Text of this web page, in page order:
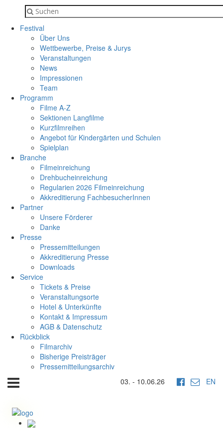
Festival
Über Uns
Wettbewerbe, Preise & Jurys
Veranstaltungen
News
Impressionen
Team
Programm
Filme A-Z
Sektionen Langfilme
Kurzfilmreihen
Angebot für Kindergärten und Schulen
Spielplan
Branche
Filmeinreichung
Drehbucheinreichung
Regularien 2026 Filmeinreichung
Akkreditierung FachbesucherInnen
Partner
Unsere Förderer
Danke
Presse
Pressemitteilungen
Akkreditierung Presse
Downloads
Service
Tickets & Preise
Veranstaltungsorte
Hotel & Unterkünfte
Kontakt & Impressum
AGB & Datenschutz
Rückblick
Filmarchiv
Bisherige Preisträger
Pressemitteilungsarchiv
03. - 10.06.26
EN